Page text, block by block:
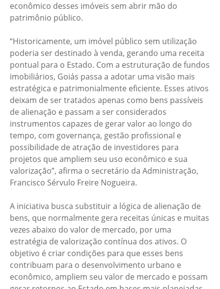
econômico desses imóveis sem abrir mão do
patrimônio público.
“Historicamente, um imóvel público sem utilização
poderia ser destinado à venda, gerando uma receita
pontual para o Estado. Com a estruturação de fundos
imobiliários, Goiás passa a adotar uma visão mais
estratégica e patrimonialmente eficiente. Esses ativos
deixam de ser tratados apenas como bens passíveis
de alienação e passam a ser considerados
instrumentos capazes de gerar valor ao longo do
tempo, com governança, gestão profissional e
possibilidade de atração de investidores para
projetos que ampliem seu uso econômico e sua
valorização”, afirma o secretário da Administração,
Francisco Sérvulo Freire Nogueira.
A iniciativa busca substituir a lógica de alienação de
bens, que normalmente gera receitas únicas e muitas
vezes abaixo do valor de mercado, por uma
estratégia de valorização contínua dos ativos. O
objetivo é criar condições para que esses bens
contribuam para o desenvolvimento urbano e
econômico, ampliem seu valor de mercado e possam